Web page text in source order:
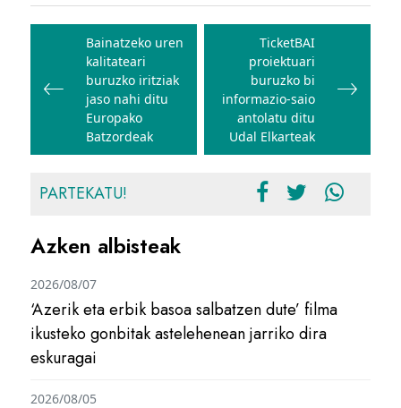
Bidalketetan
zehar
nabigatu
Bainatzeko uren
kalitateari
buruzko iritziak
jaso nahi ditu
Europako
Batzordeak
TicketBAI
proiektuari
buruzko bi
informazio-saio
antolatu ditu
Udal Elkarteak
PARTEKATU!
Azken albisteak
‘Azerik eta erbik basoa salbatzen dute’ filma
ikusteko gonbitak astelehenean jarriko dira
eskuragai
2026/08/07
2026/08/05